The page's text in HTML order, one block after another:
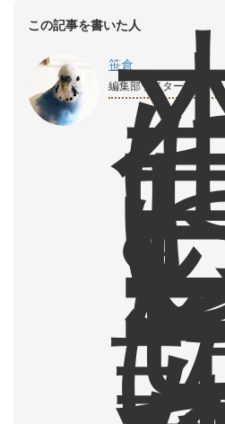
この記事を書いた人
笹倉
編集部ライター